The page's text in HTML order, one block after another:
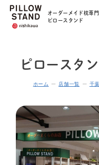
オーダーメイド枕専
ピロースタンド
ピロースタ
ホーム 店舗一覧 千